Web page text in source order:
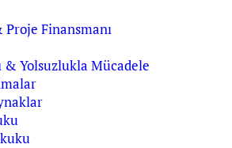
Finansmanı
& Yolsuzlukla Mücadele